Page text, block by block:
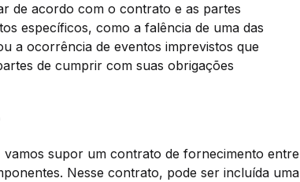
de acordo com o contrato e as partes
específicos, como a falência de uma das
a ocorrência de eventos imprevistos que
de cumprir com suas obrigações
supor um contrato de fornecimento entre
Nesse contrato, pode ser incluída uma